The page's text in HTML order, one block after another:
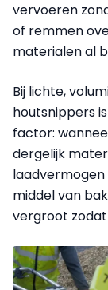
vervoeren
of remmen
materialen al
Bij lichte,
houtsnippers
factor:
dergelijk
laadvermogen
middel van
vergroot